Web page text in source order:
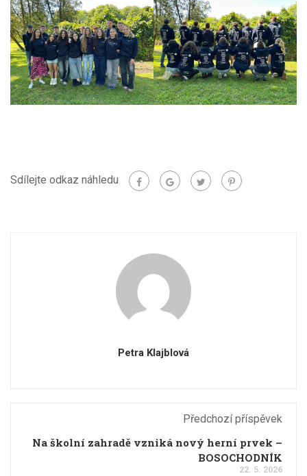
Sdílejte odkaz náhledu
Petra Klajblová
Předchozí příspěvek
Na školní zahradě vzniká nový herní prvek –
BOSOCHODNÍK
22. 5. 2026